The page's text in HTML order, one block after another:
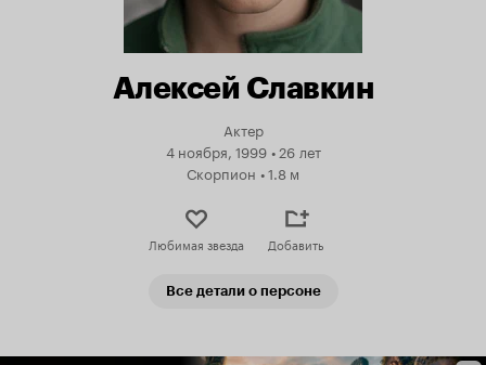
Алексей Славкин
Актер
4 ноября, 1999 •26 лет
Скорпион •1.8 м
Любимая звезда Добавить
Все детали о персоне